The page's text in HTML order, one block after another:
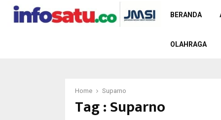
BERANDA
OLAHRAGA
Home Suparno
Tag : Suparno